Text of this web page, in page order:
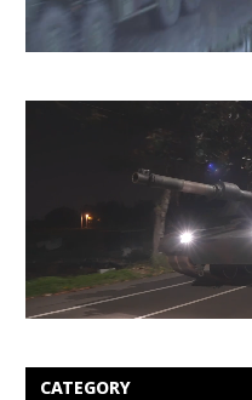
CATEGORY